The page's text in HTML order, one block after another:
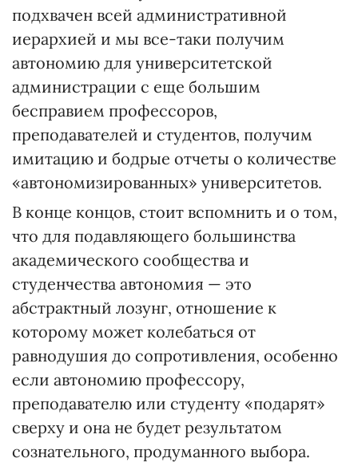
подхвачен всей административной
иерархией и мы все-таки получим
автономию для университетской
администрации с еще большим
бесправием профессоров,
преподавателей и студентов, получим
имитацию и бодрые отчеты о количестве
«автономизированных» университетов.
В конце концов, стоит вспомнить и о том,
что для подавляющего большинства
академического сообщества и
студенчества автономия — это
абстрактный лозунг, отношение к
которому может колебаться от
равнодушия до сопротивления, особенно
если автономию профессору,
преподавателю или студенту «подарят»
сверху и она не будет результатом
сознательного, продуманного выбора.